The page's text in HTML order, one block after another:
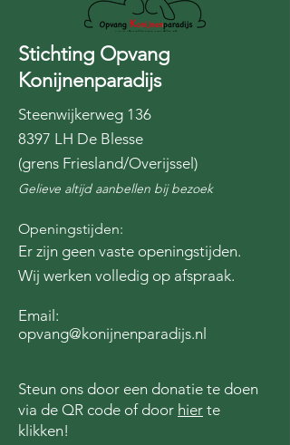
Stichting Opvang
Konijnenparadijs
Steenwijkerweg 136
8397 LH De Blesse
(grens Friesland/Overijssel)
Gelieve altijd aanbellen bij bezoek
Openingstijden:
Er zijn geen vaste openingstijden.
Wij werken volledig op afspraak.
Email:
opvang@konijnenparadijs.nl
Steun ons door een donatie te doen
via de QR code of door hier te
klikken!